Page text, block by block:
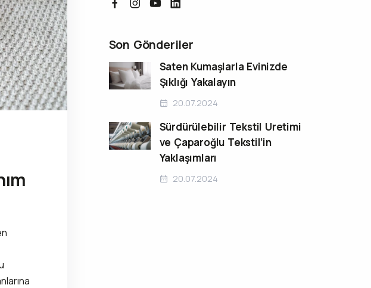
Son Gönderiler
Saten Kumaşlarla Evinizde
Şıklığı Yakalayın
20.07.2024
Sürdürülebilir Tekstil Üretimi
ve Çaparoğlu Tekstil’in
Yaklaşımları
20.07.2024